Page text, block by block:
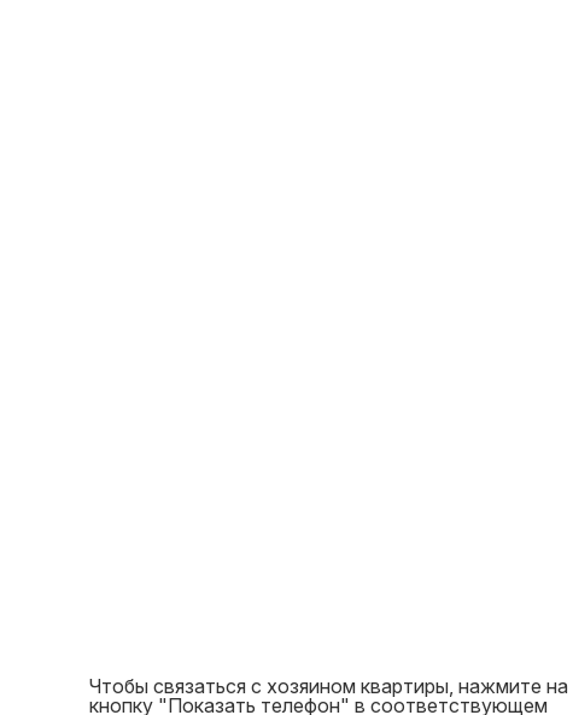
Чтобы связаться с хозяином квартиры, нажмите на
кнопку "Показать телефон" в соответствующем